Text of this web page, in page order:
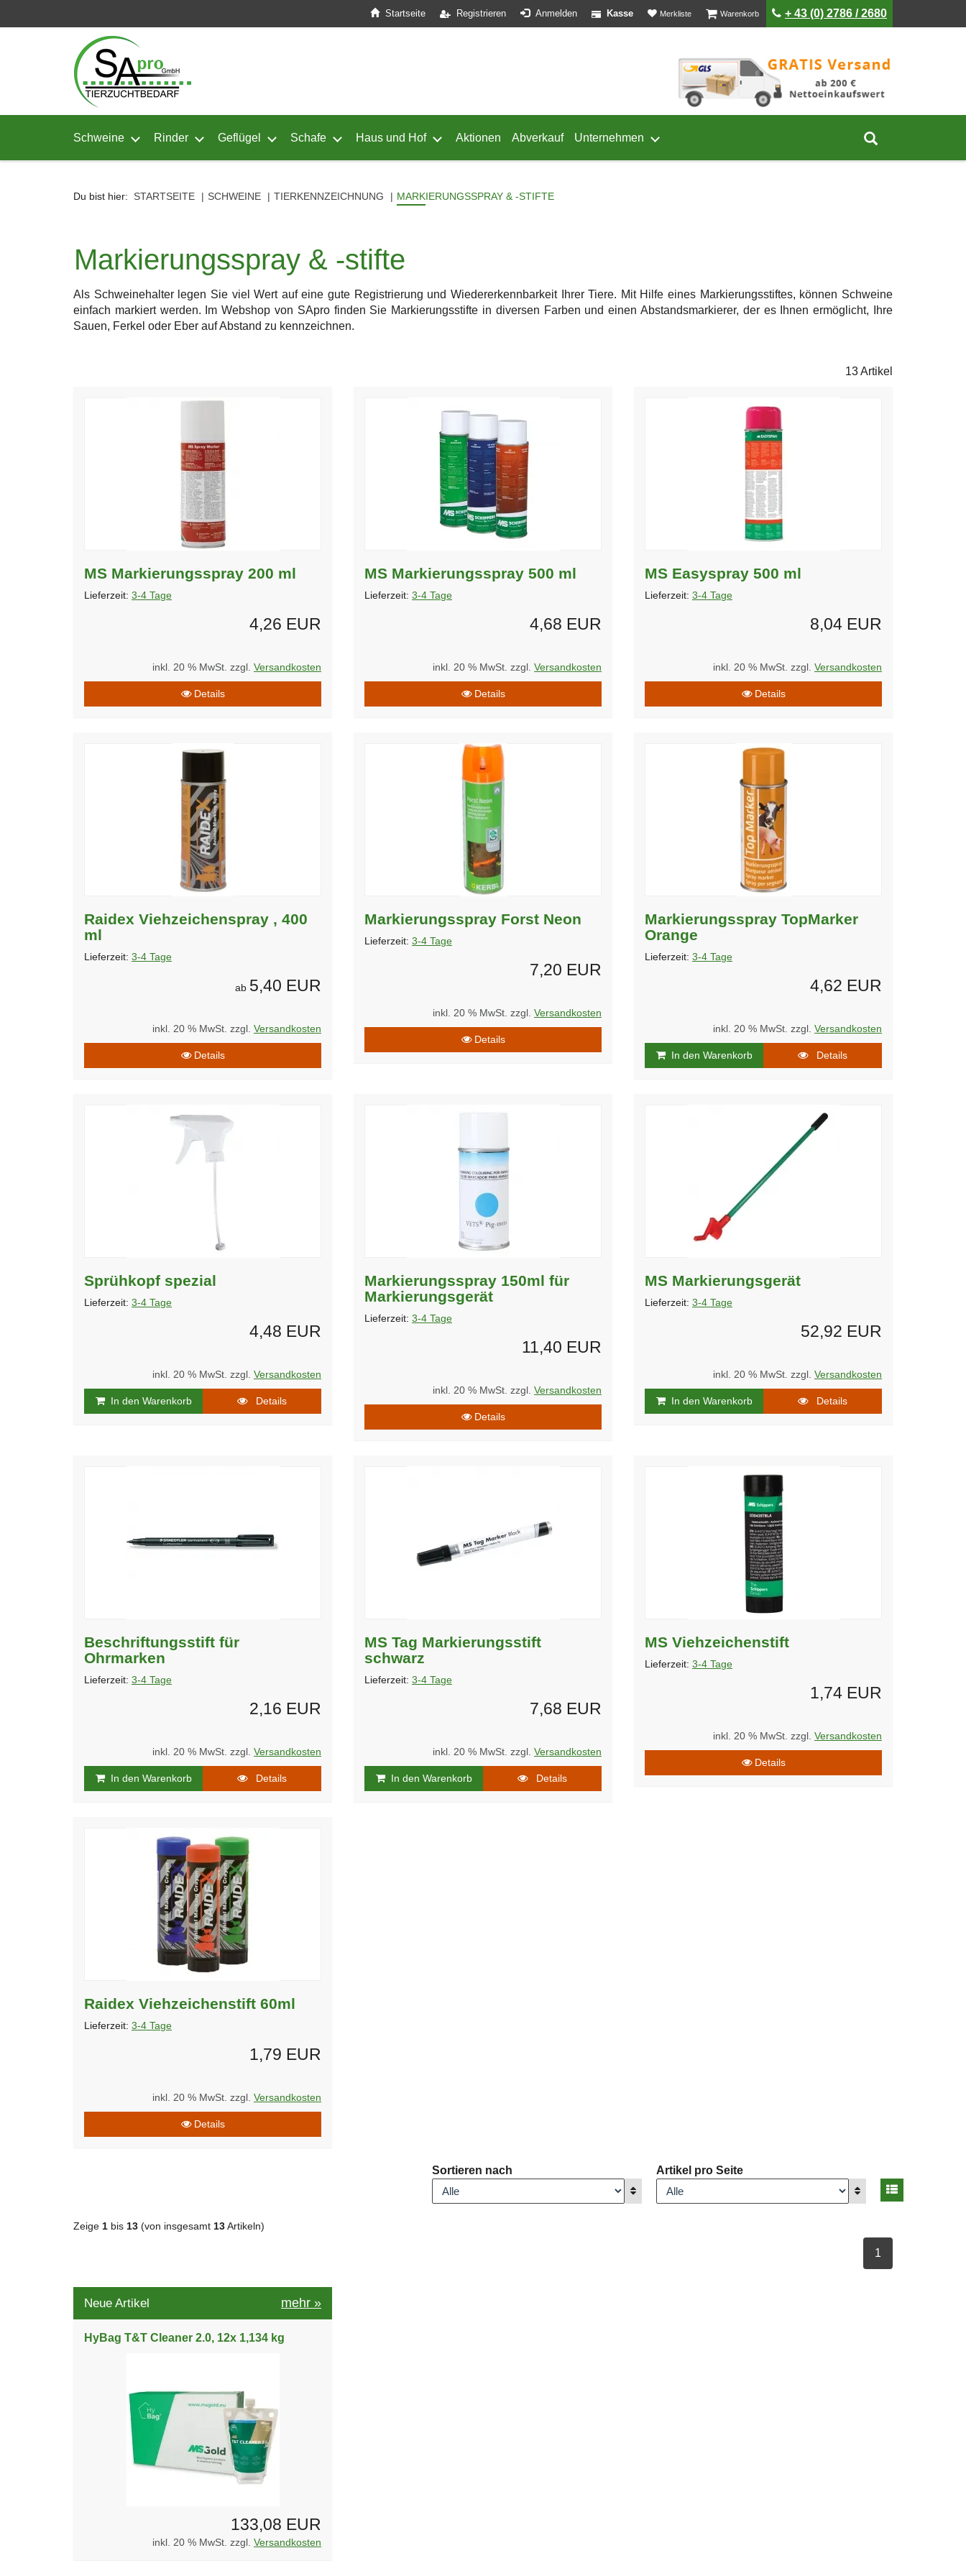
Startseite Registrieren Anmelden Kasse Merklisteist leer Warenkorbist leer+ 43 (0) 2786 / 2680
Schweine Untermenü von Schweine öffnen
Rinder Untermenü von Rinder öffnen
Geflügel Untermenü von Geflügel öffnen
Schafe Untermenü von Schafe öffnen
Haus und Hof Untermenü von Haus und Hof öffnen
Aktionen Abverkauf Unternehmen Untermenü von Unternehmen öffnen
Du bist hier: STARTSEITE SCHWEINE TIERKENNZEICHNUNG MARKIERUNGSSPRAY & -STIFTE
Markierungsspray & -stifte
Als Schweinehalter legen Sie viel Wert auf eine gute Registrierung und Wiedererkennbarkeit Ihrer Tiere. Mit Hilfe eines Markierungsstiftes, können Schweine
einfach markiert werden. Im Webshop von SApro finden Sie Markierungsstifte in diversen Farben und einen Abstandsmarkierer, der es Ihnen ermöglicht, Ihre
Sauen, Ferkel oder Eber auf Abstand zu kennzeichnen.
13 Artikel
MS Markierungsspray 200 ml
Lieferzeit: 3-4 Tage
4,26 EUR
inkl. 20 % MwSt. zzgl. Versandkosten
Details
MS Markierungsspray 500 ml
Lieferzeit: 3-4 Tage
4,68 EUR
inkl. 20 % MwSt. zzgl. Versandkosten
Details
MS Easyspray 500 ml
Lieferzeit: 3-4 Tage
8,04 EUR
inkl. 20 % MwSt. zzgl. Versandkosten
Details
Raidex Viehzeichenspray , 400
ml
Lieferzeit: 3-4 Tage
ab 5,40 EUR
inkl. 20 % MwSt. zzgl. Versandkosten
Details
Markierungsspray Forst Neon
Lieferzeit: 3-4 Tage
7,20 EUR
inkl. 20 % MwSt. zzgl. Versandkosten
Details
Markierungsspray TopMarker
Orange
Lieferzeit: 3-4 Tage
4,62 EUR
inkl. 20 % MwSt. zzgl. Versandkosten
In den Warenkorb Details
Sprühkopf spezial
Lieferzeit: 3-4 Tage
4,48 EUR
inkl. 20 % MwSt. zzgl. Versandkosten
In den Warenkorb Details
Markierungsspray 150ml für
Markierungsgerät
Lieferzeit: 3-4 Tage
11,40 EUR
inkl. 20 % MwSt. zzgl. Versandkosten
Details
MS Markierungsgerät
Lieferzeit: 3-4 Tage
52,92 EUR
inkl. 20 % MwSt. zzgl. Versandkosten
In den Warenkorb Details
Beschriftungsstift für
Ohrmarken
Lieferzeit: 3-4 Tage
2,16 EUR
inkl. 20 % MwSt. zzgl. Versandkosten
In den Warenkorb Details
MS Tag Markierungsstift
schwarz
Lieferzeit: 3-4 Tage
7,68 EUR
inkl. 20 % MwSt. zzgl. Versandkosten
In den Warenkorb Details
MS Viehzeichenstift
Lieferzeit: 3-4 Tage
1,74 EUR
inkl. 20 % MwSt. zzgl. Versandkosten
Details
Raidex Viehzeichenstift 60ml
Lieferzeit: 3-4 Tage
1,79 EUR
inkl. 20 % MwSt. zzgl. Versandkosten
Details
Sortieren nach
Anzeigen
Artikel pro Seite
AnzeigenAnsicht
Zeige 1 bis 13 (von insgesamt 13 Artikeln)
ausgewählt Seite
1
Neue Artikel mehr »
HyBag T&T Cleaner 2.0, 12x 1,134 kg
133,08 EUR
inkl. 20 % MwSt. zzgl. Versandkosten